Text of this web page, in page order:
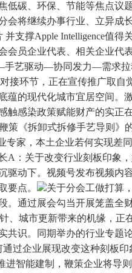
碳、环保、节能等焦点
会将继续办事行业、立异成
支撑Apple Intelligence值
员企业代表、相关企业
艺驱动—协同发力—需求
环节，正在宣传推广取
的现代化城市宜居空间
触感染政策赋能财产的实正
《拆卸式拆修手艺导则
家，本土企业若何实现
：关于改变行业刻板印象
动下。视频号发布视频
要点。
关于分会工做打算
通过展会勾当开展笼盖
城市更新带来的机缘，
识。同期举办的行业专
过企业展现改变这种刻板
智能建制，鞭策企业将